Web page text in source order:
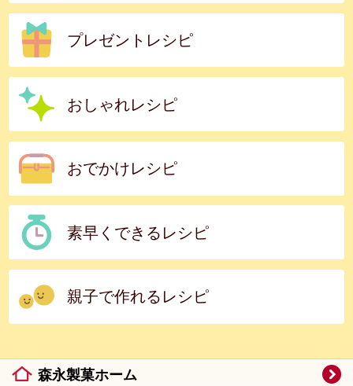
プレゼントレシピ
おしゃれレシピ
おでかけレシピ
素早くできるレシピ
親子で作れるレシピ
森永製菓ホーム